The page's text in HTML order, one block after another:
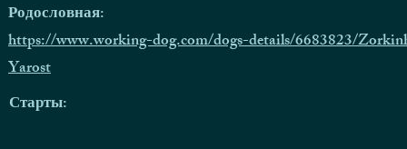
Родословная:
https://www.working-dog.com/dogs-details/6683823/
Yarost
Старты: